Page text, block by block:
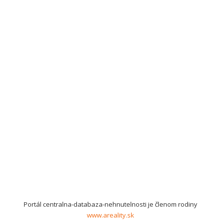
Portál centralna-databaza-nehnutelnosti je členom rodiny
www.areality.sk